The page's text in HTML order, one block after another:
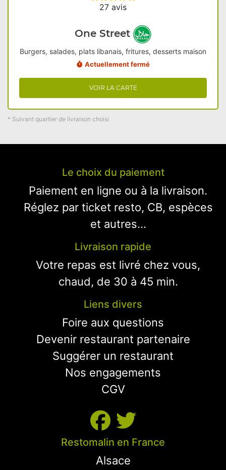
27 avis
One Street
Burgers, salades, plats libanais, fritures, desserts maison
Actuellement fermé
VOIR LA CARTE
* Suivant quartier de livraison choisi
Le choix du paiement
Paiement en ligne ou à la livraison.
Réglez par ticket resto, CB, espèces
et autres...
Livraison rapide
Votre repas est livré chez vous,
chaud, de 30 à 45 min.
Liens divers
Foire aux questions
Devenir restaurant partenaire
Suggérer un restaurant
Nos engagements
CGV
Restomalin en France
Alsace